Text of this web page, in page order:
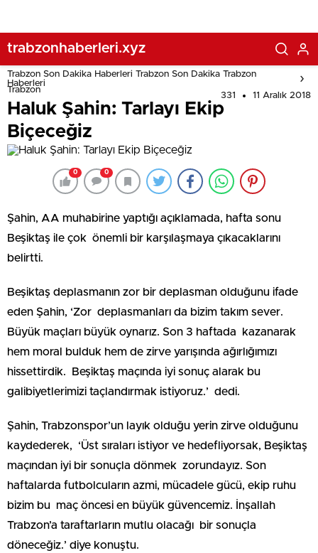
trabzonhaberleri.xyz
Trabzon Son Dakika Haberleri Trabzon Son Dakika Trabzon
Haberleri
Trabzon
331 11 Aralık 2018
Haluk Şahin: Tarlayı Ekip
Biçeceğiz
0 0
Şahin, AA muhabirine yaptığı açıklamada, hafta sonu
Beşiktaş ile çok önemli bir karşılaşmaya çıkacaklarını
belirtti.
Beşiktaş deplasmanın zor bir deplasman olduğunu ifade
eden Şahin, ‘Zor deplasmanları da bizim takım sever.
Büyük maçları büyük oynarız. Son 3 haftada kazanarak
hem moral bulduk hem de zirve yarışında ağırlığımızı
hissettirdik. Beşiktaş maçında iyi sonuç alarak bu
galibiyetlerimizi taçlandırmak istiyoruz.’ dedi.
Şahin, Trabzonspor’un layık olduğu yerin zirve olduğunu
kaydederek, ‘Üst sıraları istiyor ve hedefliyorsak, Beşiktaş
maçından iyi bir sonuçla dönmek zorundayız. Son
haftalarda futbolcuların azmi, mücadele gücü, ekip ruhu
bizim bu maç öncesi en büyük güvencemiz. İnşallah
Trabzon’a taraftarların mutlu olacağı bir sonuçla
döneceğiz.’ diye konuştu.